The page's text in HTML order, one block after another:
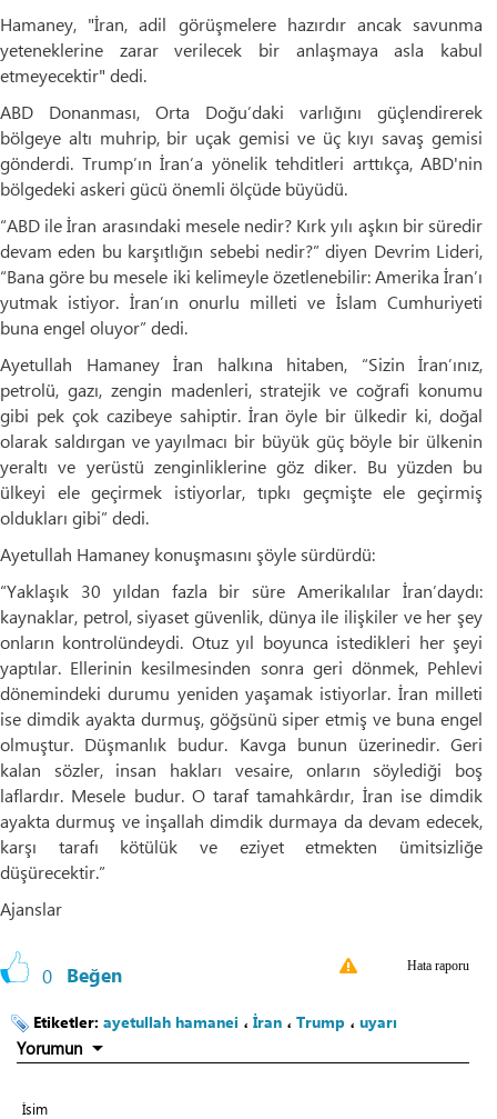
Hamaney, "İran, adil görüşmelere hazırdır ancak savunma
yeteneklerine zarar verilecek bir anlaşmaya asla kabul
etmeyecektir" dedi.
ABD Donanması, Orta Doğu’daki varlığını güçlendirerek
bölgeye altı muhrip, bir uçak gemisi ve üç kıyı savaş gemisi
gönderdi. Trump’ın İran’a yönelik tehditleri arttıkça, ABD'nin
bölgedeki askeri gücü önemli ölçüde büyüdü.
“ABD ile İran arasındaki mesele nedir? Kırk yılı aşkın bir süredir
devam eden bu karşıtlığın sebebi nedir?” diyen Devrim Lideri,
“Bana göre bu mesele iki kelimeyle özetlenebilir: Amerika İran’ı
yutmak istiyor. İran’ın onurlu milleti ve İslam Cumhuriyeti
buna engel oluyor” dedi.
Ayetullah Hamaney İran halkına hitaben, “Sizin İran’ınız,
petrolü, gazı, zengin madenleri, stratejik ve coğrafi konumu
gibi pek çok cazibeye sahiptir. İran öyle bir ülkedir ki, doğal
olarak saldırgan ve yayılmacı bir büyük güç böyle bir ülkenin
yeraltı ve yerüstü zenginliklerine göz diker. Bu yüzden bu
ülkeyi ele geçirmek istiyorlar, tıpkı geçmişte ele geçirmiş
oldukları gibi” dedi.
Ayetullah Hamaney konuşmasını şöyle sürdürdü:
“Yaklaşık 30 yıldan fazla bir süre Amerikalılar İran’daydı:
kaynaklar, petrol, siyaset güvenlik, dünya ile ilişkiler ve her şey
onların kontrolündeydi. Otuz yıl boyunca istedikleri her şeyi
yaptılar. Ellerinin kesilmesinden sonra geri dönmek, Pehlevi
dönemindeki durumu yeniden yaşamak istiyorlar. İran milleti
ise dimdik ayakta durmuş, göğsünü siper etmiş ve buna engel
olmuştur. Düşmanlık budur. Kavga bunun üzerinedir. Geri
kalan sözler, insan hakları vesaire, onların söylediği boş
laflardır. Mesele budur. O taraf tamahkârdır, İran ise dimdik
ayakta durmuş ve inşallah dimdik durmaya da devam edecek,
karşı tarafı kötülük ve eziyet etmekten ümitsizliğe
düşürecektir.”
Ajanslar
0 Beğen Hata raporu
Etiketler: ayetullah hamanei ، İran ، Trump ، uyarı
Yorumun
İsim